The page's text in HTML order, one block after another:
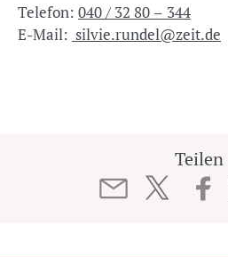
Telefon: 040 / 32 80 – 344
E-Mail: silvie.rundel@zeit.de
Teilen